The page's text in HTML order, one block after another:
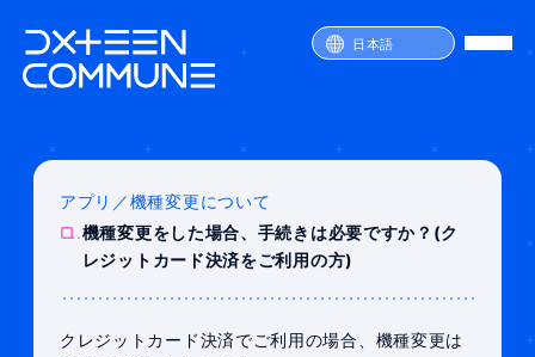
日本語
SERVICE
PRICE
ATTENTION
FAQ
JOIN
LOGIN
アプリ／機種変更について
Q.機種変更をした場合、手続きは必要ですか？(ク
レジットカード決済をご利用の方)
クレジットカード決済でご利用の場合、機種変更は